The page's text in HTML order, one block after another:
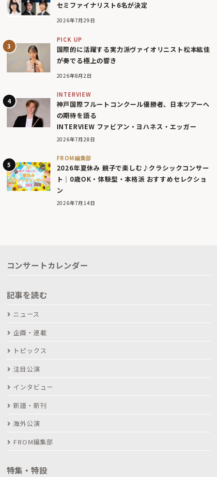
セミファイナリスト6名が決定
2026年7月29日
PICK UP
国際的に活躍する実力派ヴァイオリニスト松本紘佳
が奏でる極上の響き
2026年8月2日
INTERVIEW
神戸国際フルートコンクール優勝者、日本ツアーへ
の期待を語る
INTERVIEW ファビアン・ヨハネス・エッガー
2026年7月28日
FROM編集部
2026年夏休み 親子で楽しむ♪クラシックコンサー
ト｜0歳OK・体験型・本格派 おすすめセレクショ
ン
2026年7月14日
コンサートカレンダー
記事を読む
ニュース
企画・連載
トピックス
注目公演
インタビュー
新譜・新刊
海外公演
FROM編集部
特集・特設